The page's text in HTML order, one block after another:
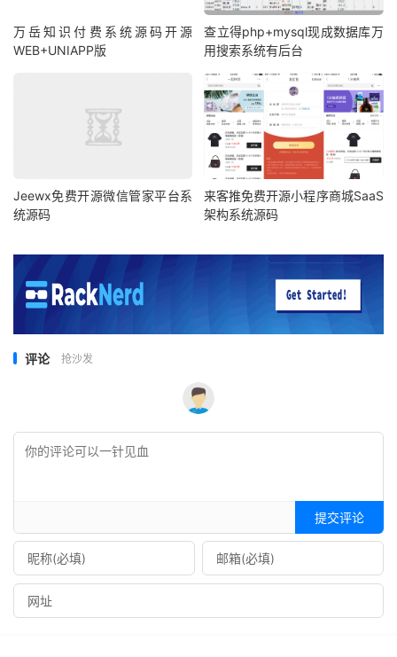
万岳知识付费系统源码开源
WEB+UNIAPP版
查立得php+mysql现成数据库万
用搜索系统有后台
Jeewx免费开源微信管家平台系
统源码
来客推免费开源小程序商城SaaS
架构系统源码
评论 抢沙发
提交评论